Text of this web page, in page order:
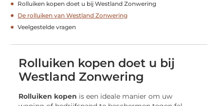
Rolluiken kopen doet u bij Westland Zonwering
De rolluiken van Westland Zonwering
Veelgestelde vragen
Rolluiken kopen doet u bij
Westland Zonwering
Rolluiken kopen is een ideale manier om uw